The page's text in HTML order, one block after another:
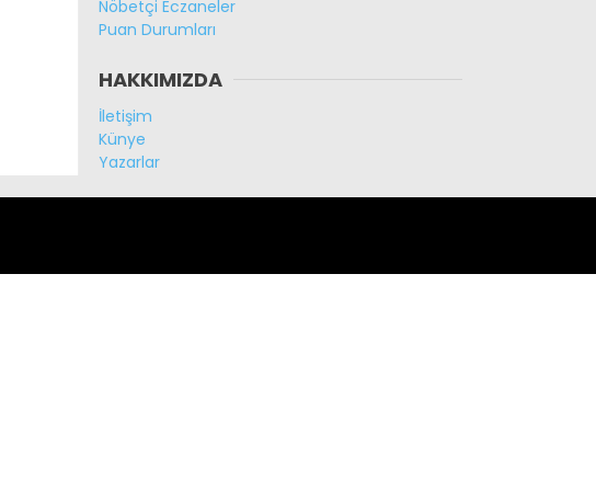
Nöbetçi Eczaneler
Puan Durumları
HAKKIMIZDA
İletişim
Künye
Yazarlar